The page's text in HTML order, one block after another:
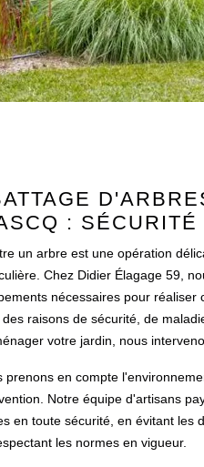
:
un arbre est une opération
Chez Didier Élagage 59,
nécessaires pour
des raisons de sécurité, de
votre jardin, nous
prenons en compte
Notre équipe d'artisans
en toute sécurité, en évitant les
les normes en vigueur.